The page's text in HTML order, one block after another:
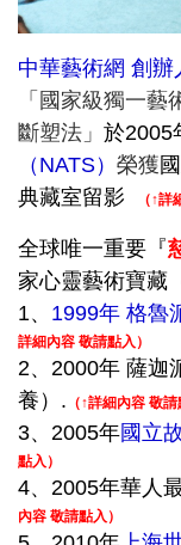
中華藝術網 創辦
「國家級獨一
斷塑法」 於2005
（NATS） 榮獲
典藏室留影
（↑詳
全球唯一重要『
家心靈藝術寶藏
1、 1999年 格魯
詳細內容 敬請點入）
2、2000年 薩迦
養）. （↑詳細內容 敬請
3、 2005年國立
點入）
4、2005年華人
內容 敬請點入）